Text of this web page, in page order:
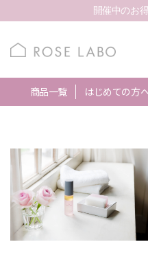
開催中のお
商品一覧 はじめての方